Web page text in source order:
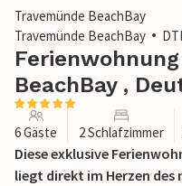
Travemünde BeachBay
Travemünde BeachBay
BeachBay ,
6 Gäste 2 Schlafzimmer
Diese exklusive
liegt direkt im Herzen des